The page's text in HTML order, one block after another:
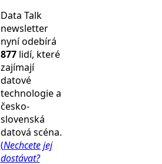
Data Talk
newsletter
nyní odebírá
877 lidí, které
zajímají
datové
technologie a
česko-
slovenská
datová scéna.
(Nechcete jej
dostávat?